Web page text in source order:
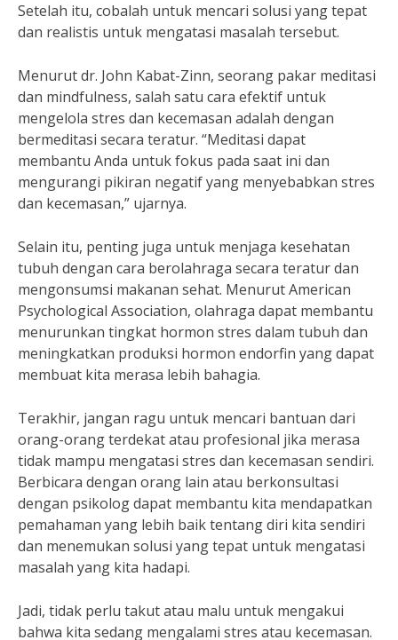
Setelah itu, cobalah untuk mencari solusi yang tepat
dan realistis untuk mengatasi masalah tersebut.
Menurut dr. John Kabat-Zinn, seorang pakar meditasi
dan mindfulness, salah satu cara efektif untuk
mengelola stres dan kecemasan adalah dengan
bermeditasi secara teratur. “Meditasi dapat
membantu Anda untuk fokus pada saat ini dan
mengurangi pikiran negatif yang menyebabkan stres
dan kecemasan,” ujarnya.
Selain itu, penting juga untuk menjaga kesehatan
tubuh dengan cara berolahraga secara teratur dan
mengonsumsi makanan sehat. Menurut American
Psychological Association, olahraga dapat membantu
menurunkan tingkat hormon stres dalam tubuh dan
meningkatkan produksi hormon endorfin yang dapat
membuat kita merasa lebih bahagia.
Terakhir, jangan ragu untuk mencari bantuan dari
orang-orang terdekat atau profesional jika merasa
tidak mampu mengatasi stres dan kecemasan sendiri.
Berbicara dengan orang lain atau berkonsultasi
dengan psikolog dapat membantu kita mendapatkan
pemahaman yang lebih baik tentang diri kita sendiri
dan menemukan solusi yang tepat untuk mengatasi
masalah yang kita hadapi.
Jadi, tidak perlu takut atau malu untuk mengakui
bahwa kita sedang mengalami stres atau kecemasan.